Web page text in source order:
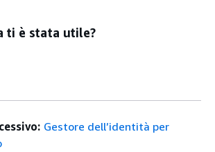
ti è stata utile?
Gestore dell’identità per